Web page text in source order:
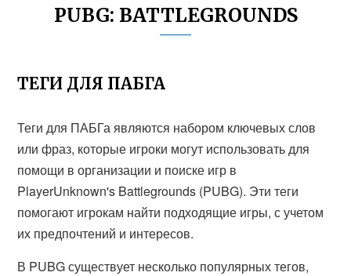
PUBG: BATTLEGROUNDS
ТЕГИ ДЛЯ ПАБГА
Теги для ПАБГа являются набором ключевых слов
или фраз, которые игроки могут использовать для
помощи в организации и поиске игр в
PlayerUnknown's Battlegrounds (PUBG). Эти теги
помогают игрокам найти подходящие игры, с учетом
их предпочтений и интересов.
В PUBG существует несколько популярных тегов,